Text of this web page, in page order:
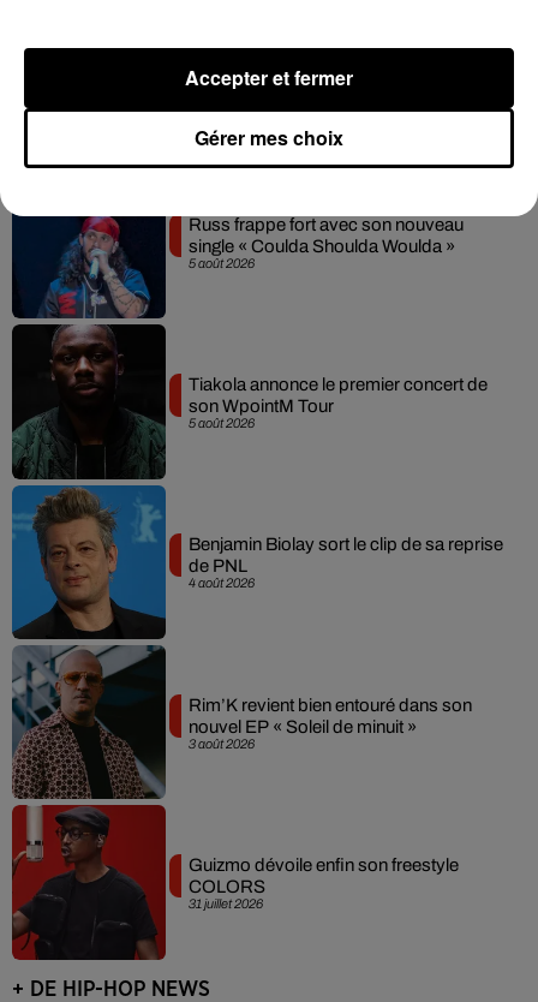
session live surprise
5 août 2026
Russ frappe fort avec son nouveau
single « Coulda Shoulda Woulda »
5 août 2026
Tiakola annonce le premier concert de
son WpointM Tour
4 août 2026
Benjamin Biolay sort le clip de sa reprise
de PNL
3 août 2026
Rim’K revient bien entouré dans son
nouvel EP « Soleil de minuit »
31 juillet 2026
Guizmo dévoile enfin son freestyle
COLORS
+ DE HIP-HOP NEWS
Gérer mes choix
Accepter et fermer